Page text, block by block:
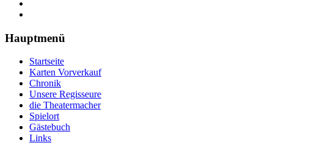
Hauptmenü
Startseite
Karten Vorverkauf
Chronik
Unsere Regisseure
die Theatermacher
Spielort
Gästebuch
Links